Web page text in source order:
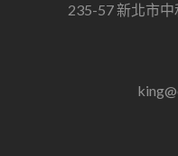
235-57 新北市